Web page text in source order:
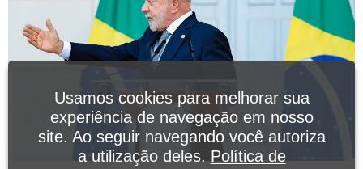
Usamos cookies para melhorar sua
experiência de navegação em nosso
site. Ao seguir navegando você autoriza
a utilização deles. Política de